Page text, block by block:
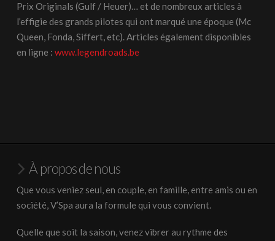
Prix Originals (Gulf / Heuer)… et de nombreux articles à
l’effigie des grands pilotes qui ont marqué une époque (Mc
Queen, Fonda, Siffert, etc). Articles également disponibles
en ligne : www.legendroads.be
À propos de nous
Que vous veniez seul, en couple, en famille, entre amis ou en
société, V’Spa aura la formule qui vous convient.
Quelle que soit la saison, venez vibrer au rythme des